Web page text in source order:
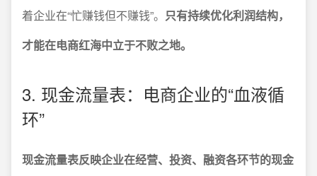
着企业在“忙赚钱但不赚钱”。 只有持续优化利润结构，
才能在电商红海中立于不败之地。
3. 现金流量表：电商企业的“血液循
环”
现金流量表反映企业在经营、投资、融资各环节的现金